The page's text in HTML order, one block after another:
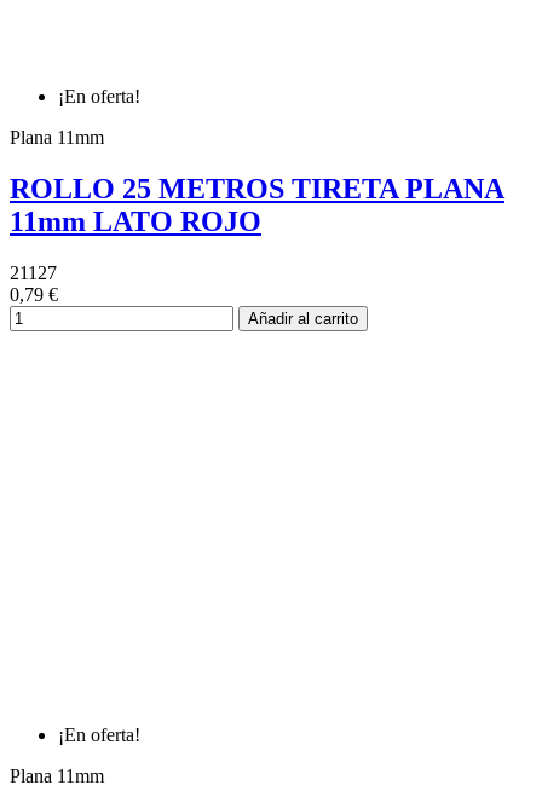
¡En oferta!
Plana 11mm
ROLLO 25 METROS TIRETA PLANA
11mm LATO ROJO
21127
0,79 €
Añadir al carrito
¡En oferta!
Plana 11mm